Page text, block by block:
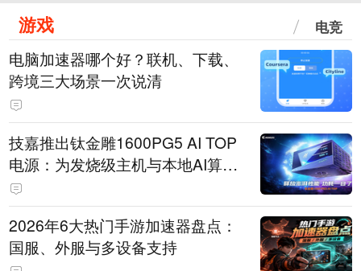
游戏 电竞
电脑加速器哪个好？联机、下载、
跨境三大场景一次说清
技嘉推出钛金雕1600PG5 AI TOP
电源：为发烧级主机与本地AI算力
打造旗舰供电方案
2026年6大热门手游加速器盘点：
国服、外服与多设备支持